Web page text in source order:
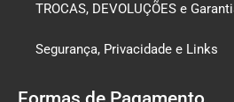
TROCAS, DEVOLUÇÕES e
Segurança, Privacidade e Links